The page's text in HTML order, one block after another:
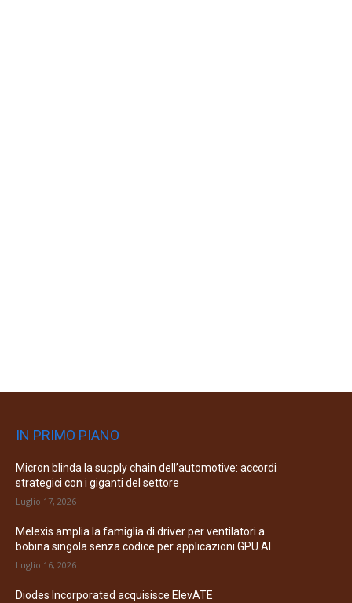
IN PRIMO PIANO
Micron blinda la supply chain dell’automotive: accordi
strategici con i giganti del settore
Luglio 17, 2026
Melexis amplia la famiglia di driver per ventilatori a
bobina singola senza codice per applicazioni GPU AI
Luglio 16, 2026
Diodes Incorporated acquisisce ElevATE